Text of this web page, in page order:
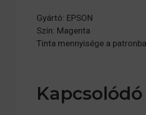
Gyártó: EPSON
Szín: Magenta
Tinta mennyisége a